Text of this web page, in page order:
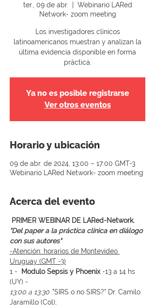
ter., 09 de abr.
Webinario LARed
Network- zoom meeting
Los investigadores clínicos
latinoamericanos muestran y analizan la
última evidencia disponible en forma
práctica.
Ya no es posible registrarse
Ver otros eventos
Horario y ubicación
09 de abr. de 2024, 13:00 – 17:00 GMT-3
Webinario LARed Network- zoom meeting
Acerca del evento
PRIMER WEBINAR DE LARed-Network.
"Del paper a la práctica clínica en diálogo
con sus autores"
-Atención: horarios de Montevideo
Uruguay (GMT -3)
1 -
Modulo Sepsis y Phoenix -13 a 14 hs
(UY) -
13:00 a 13:30 ."SIRS o no SIRS?" Dr. Camilo
Jaramillo (Col);